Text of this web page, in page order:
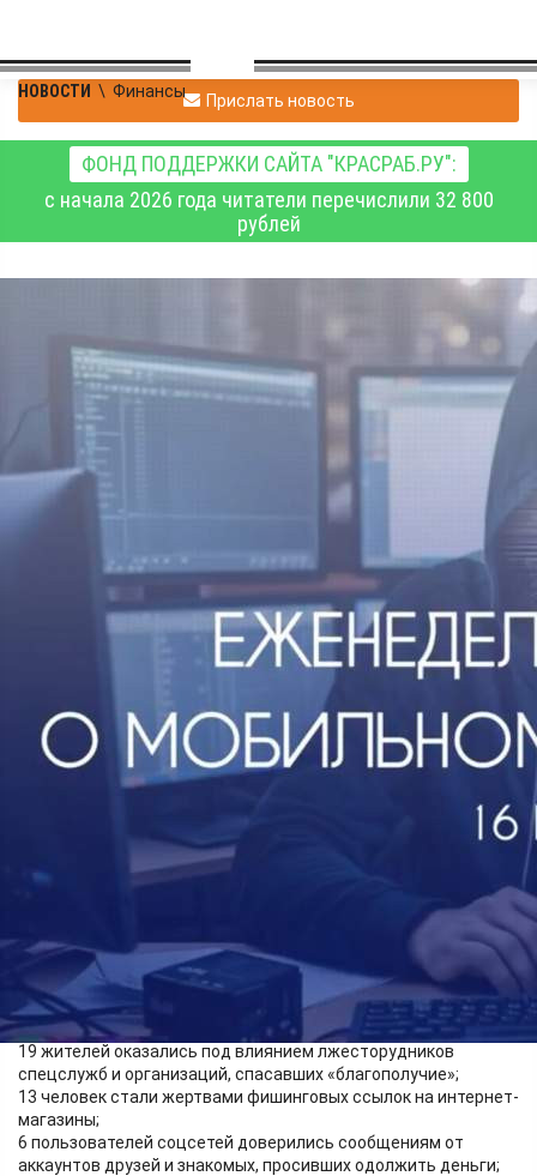
НОВОСТИ \ Финансы Прислать новость
ФОНД ПОДДЕРЖКИ САЙТА "КРАСРАБ.РУ":
с начала 2026 года читатели перечислили 32 800
рублей
жертвами интернет-
преступников стали 2
118 жителей
Красноярского края
Причинённый красноярцам ущерб, по данным краевой
Раскрыто 499 ИТТ-преступлений. В суды края направлено
280 уголовных дел об интернет-хищениях.
Только за минувшую неделю у 62 жителей края
дистанционным способом похищено более 35 миллионов
рублей:
в 4 случаях граждане стали жертвами фейковых криптобирж;
19 жителей оказались под влиянием лжесторудников
спецслужб и организаций, спасавших «благополучие»;
13 человек стали жертвами фишинговых ссылок на интернет-
магазины;
6 пользователей соцсетей доверились сообщениям от
аккаунтов друзей и знакомых, просивших одолжить деньги;